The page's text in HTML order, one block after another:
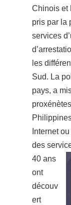
Chinois et
pris par la
services
les
Sud. La
pays, a
Internet
des
40 ans
ont
découv
ert